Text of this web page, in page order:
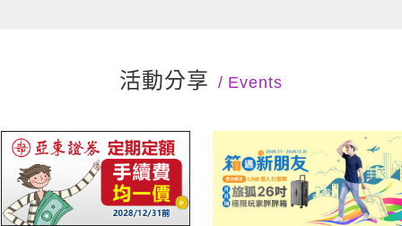
活動分享 Events